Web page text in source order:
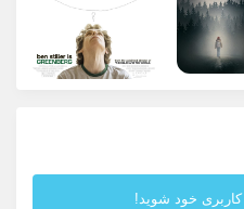
خود شوید!